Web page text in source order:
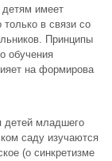
имеет
только в связи со
Принципы
обучения
на формирова
детей младшего
саду изучаются
(о синкретизме